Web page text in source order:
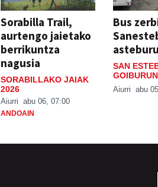
Sorabilla Trail,
aurtengo jaietako
berrikuntza
nagusia
SORABILLAKO JAIAK
2026
Aiurri abu 06, 07:00
ANDOAIN
Bus
SAN
Aiurri abu 05